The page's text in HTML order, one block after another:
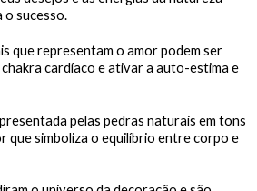
o sucesso.
que representam o amor podem ser
cardíaco e ativar a auto-estima e
pelas pedras naturais em tons
que simboliza o equilíbrio entre corpo e